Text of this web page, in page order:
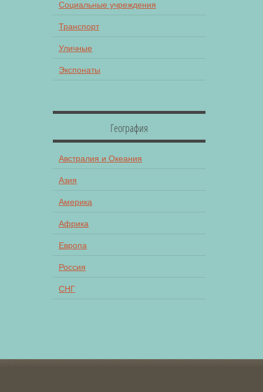
Социальные учреждения
Транспорт
Уличные
Экспонаты
География
Австралия и Океания
Азия
Америка
Африка
Европа
Россия
СНГ